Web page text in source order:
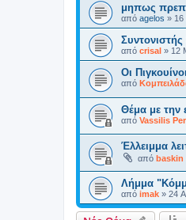
μηπως
από agelos » 16
από crisal » 12
Οι
από
Θέμα με την
από Vassilis
Έλλειμμα
από baskin
Λήμμα
από imak » 24